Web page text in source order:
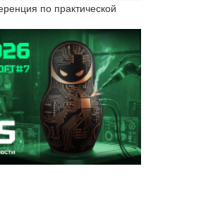
по практической